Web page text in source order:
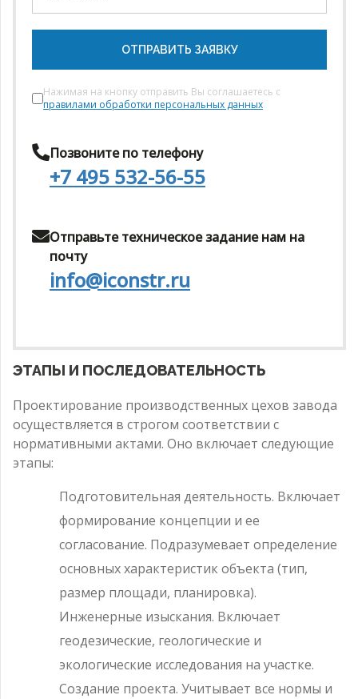
ОТПРАВИТЬ ЗАЯВКУ
Нажимая на кнопку отправить Вы соглашаетесь с
правилами обработки персональных данных
Позвоните по телефону
+7 495 532-56-55
Отправьте техническое задание нам на
почту
info@iconstr.ru
ЭТАПЫ И ПОСЛЕДОВАТЕЛЬНОСТЬ
Проектирование производственных цехов завода
осуществляется в строгом соответствии с
нормативными актами. Оно включает следующие
этапы:
Подготовительная деятельность. Включает
формирование концепции и ее
согласование. Подразумевает определение
основных характеристик объекта (тип,
размер площади, планировка).
Инженерные изыскания. Включает
геодезические, геологические и
экологические исследования на участке.
Создание проекта. Учитывает все нормы и